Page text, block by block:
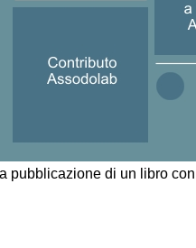
pubblicazione di un libro